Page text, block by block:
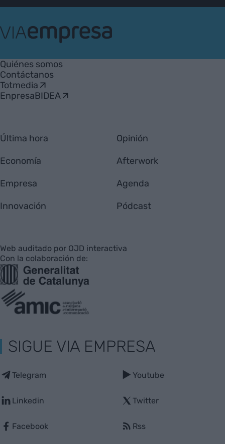
Empresa
Quiénes somos
Contáctanos
Totmedia
EnpresaBIDEA
Última hora
Economía
Empresa
Innovación
Opinión
Afterwork
Agenda
Pódcast
Web auditado por OJD interactiva
Con la colaboración de:
SIGUE VIA EMPRESA
Telegram
Linkedin
Facebook
Youtube
Twitter
Rss